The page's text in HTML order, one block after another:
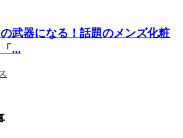
武器になる！話題のメンズ化粧
...